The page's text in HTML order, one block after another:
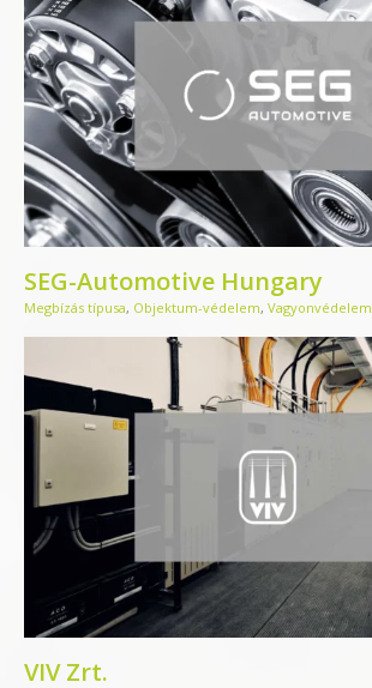
SEG-Automotive Hungary
Megbízás típusa, Objektum-védelem,Vagyonvédelem
VIV Zrt.